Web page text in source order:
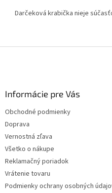
Darčeková krabička nieje
Informácie pre Vás
Obchodné podmienky
Doprava
Vernostná zľava
Všetko o nákupe
Reklamačný poriadok
Vrátenie tovaru
Podmienky ochrany osobných